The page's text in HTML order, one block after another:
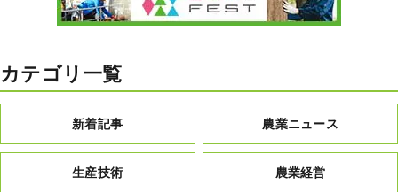
カテゴリ一覧
新着記事 農業ニュース
生産技術 農業経営